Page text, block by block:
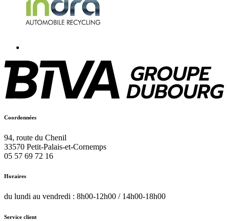
Coordonnées
94, route du Chenil
33570 Petit-Palais-et-Cornemps
05 57 69 72 16
Horaires
du lundi au vendredi : 8h00-12h00 / 14h00-18h00
Service client